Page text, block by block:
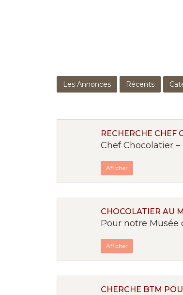
Les Annonces Récents
RECHERCHE CHEF
Chef Chocolatier
Afficher
CHOCOLATIER AU
Pour notre Musée
Afficher
CHERCHE BTM